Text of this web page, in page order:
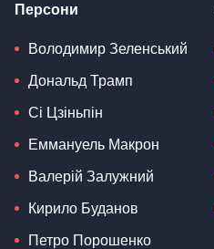
Персони
Володимир Зеленський
Дональд Трамп
Сі Цзіньпін
Еммануель Макрон
Валерій Залужний
Кирило Буданов
Петро Порошенко